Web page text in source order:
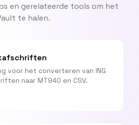
en gerelateerde tools om het
te halen.
voor het converteren van ING
naar MT940 en CSV.